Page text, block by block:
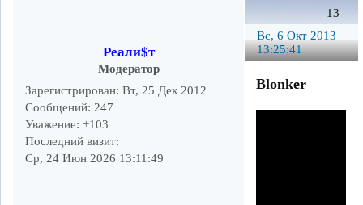
13
Вс, 6 Окт 2013
13:25:41
Реали$т
Модератор
Зарегистрирован: Вт, 25 Дек 2012
Сообщений: 247
Уважение: +103
Последний визит:
Ср, 24 Июн 2026 13:11:49
Blonker